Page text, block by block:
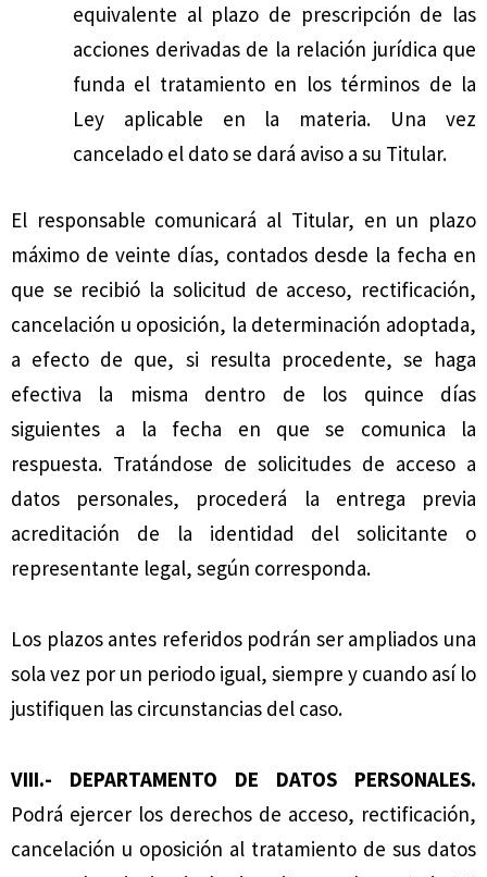
equivalente al plazo de prescripción de las
acciones derivadas de la relación jurídica que
funda el tratamiento en los términos de la
Ley aplicable en la materia. Una vez
cancelado el dato se dará aviso a su Titular.
El responsable comunicará al Titular, en un plazo
máximo de veinte días, contados desde la fecha en
que se recibió la solicitud de acceso, rectificación,
cancelación u oposición, la determinación adoptada,
a efecto de que, si resulta procedente, se haga
efectiva la misma dentro de los quince días
siguientes a la fecha en que se comunica la
respuesta. Tratándose de solicitudes de acceso a
datos personales, procederá la entrega previa
acreditación de la identidad del solicitante o
representante legal, según corresponda.
Los plazos antes referidos podrán ser ampliados una
sola vez por un periodo igual, siempre y cuando así lo
justifiquen las circunstancias del caso.
VIII.- DEPARTAMENTO DE DATOS PERSONALES.
Podrá ejercer los derechos de acceso, rectificación,
cancelación u oposición al tratamiento de sus datos